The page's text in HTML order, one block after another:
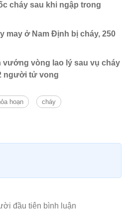
cháy sau khi ngập trong
may ở Nam Định bị cháy, 250
vướng vòng lao lý sau vụ cháy
người tử vong
hoạn cháy